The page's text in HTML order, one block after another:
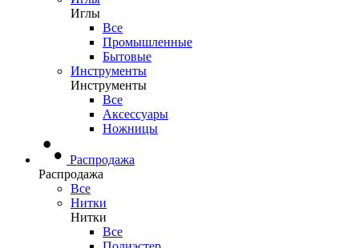
Иглы
Все
Промышленные
Бытовые
Инструменты
Инструменты
Все
Аксессуары
Ножницы
Распродажа
Распродажа
Все
Нитки
Нитки
Все